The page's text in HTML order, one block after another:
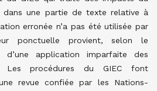
dans une partie de texte relative à
erronée n’a pas été utilisée par
ponctuelle provient, selon le
d’une application imparfaite des
Les procédures du GIEC font
revue confiée par les Nations-